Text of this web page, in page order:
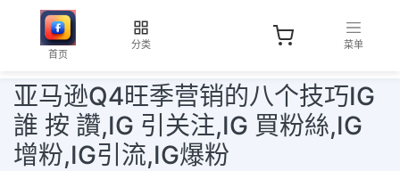
首页
分类 菜单
亚马逊Q4旺季营销的八个技巧IG
誰 按 讚,IG 引关注,IG 買粉絲,IG
增粉,IG引流,IG爆粉